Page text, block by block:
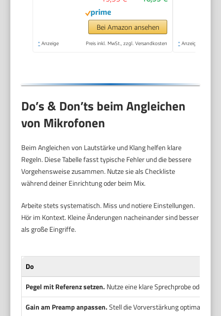
Bühne, Studio, KTV &
Heimgebrauch Audio
Bei Amazon ansehen
* Anzeige Preis inkl. MwSt., zzgl. Versandkosten * Anzeige
Do’s & Don’ts beim Angleichen
von Mikrofonen
Beim Angleichen von Lautstärke und Klang helfen klare
Regeln. Diese Tabelle fasst typische Fehler und die bessere
Vorgehensweise zusammen. Nutze sie als Checkliste
während deiner Einrichtung oder beim Mix.
Arbeite stets systematisch. Miss und notiere Einstellungen.
Hör im Kontext. Kleine Änderungen nacheinander sind besser
als große Eingriffe.
Do
Pegel mit Referenz setzen. Nutze eine klare Sprechprobe oder ein
Gain am Preamp anpassen.Stell die Vorverstärkung optimal ein,